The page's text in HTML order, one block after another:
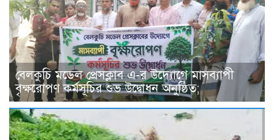
বেলকুচি মডেল প্রেসক্লাব এ-র উদ্যোগে মাসব্যাপী
বৃক্ষরোপণ কর্মসূচির শুভ উদ্বোধন অনুষ্ঠিত;